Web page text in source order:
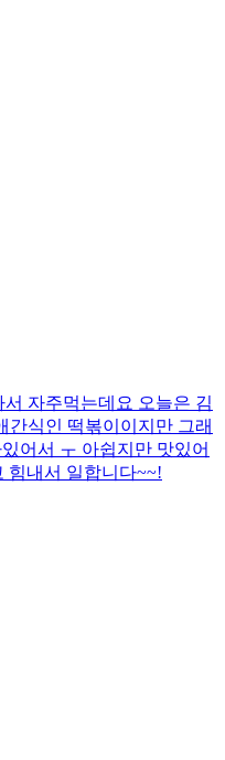
자주먹는데요 오늘은 김
간식인 떡볶이이지만 그래
어서 ㅜ 아쉽지만 맛있어
힘내서 일합니다~~!